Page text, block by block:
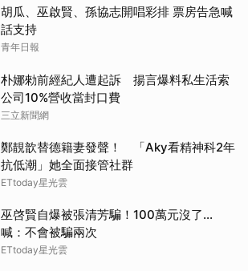
胡瓜、巫啟賢、孫協志開唱彩排 票房告急喊
話支持
青年日報
朴娜勑前經紀人遭起訴 揚言爆料私生活索
公司10%營收當封口費
三立新聞網
鄭靚歆替德籍妻發聲！ 「Aky看精神科2年
抗低潮」她全面接管社群
ETtoday星光雲
巫啓賢自爆被張清芳騙！100萬元沒了...
喊：不會被騙兩次
ETtoday星光雲